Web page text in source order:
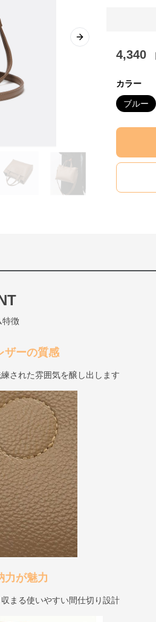
Next slide
4,340
カラー
ブルー
特徴
ザーの質感
された雰囲気を醸し出します
力が魅力
まる使いやすい間仕切り設計